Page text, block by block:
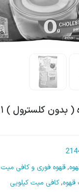
,قهوه فوری و کافی میت
,کافی میت کیلویی